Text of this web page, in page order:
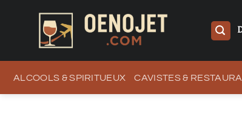
ALCOOLS & SPIRITUEUX CAVISTES &